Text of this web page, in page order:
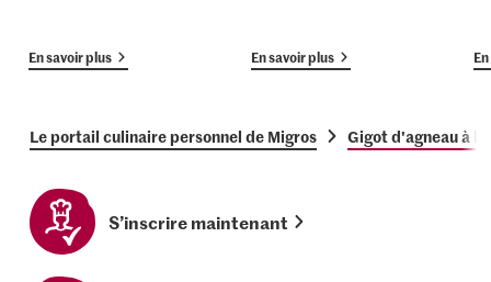
En savoir plus En savoir plus
Le portail culinaire personnel de Migros Gigot d'agneau à
S’inscrire maintenant